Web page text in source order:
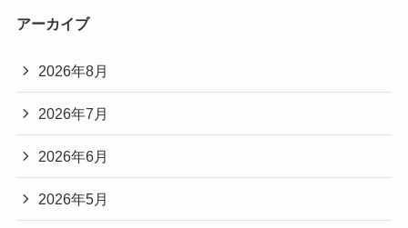
アーカイブ
2026年8月
2026年7月
2026年6月
2026年5月